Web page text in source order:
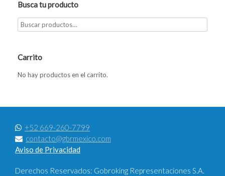
Busca tu producto
Carrito
No hay productos en el carrito.
+52 669-260-7799
contacto@gbrmexico.com
Aviso de Privacidad
Derechos Reservados: Gobroking Representaciones S.A.